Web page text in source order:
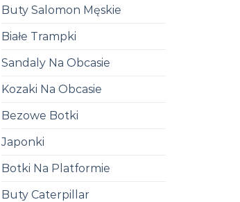
Buty Salomon Męskie
Białe Trampki
Sandaly Na Obcasie
Kozaki Na Obcasie
Bezowe Botki
Japonki
Botki Na Platformie
Buty Caterpillar